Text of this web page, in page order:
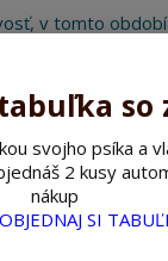
v tomto
so
svojho psíka a
2 kusy
nákup
SI